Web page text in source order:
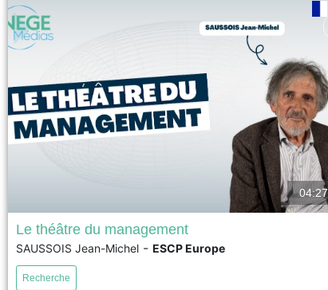
Prix EFMD FNEGE 2026 du Meilleur Ouvrage de
Management – Catégorie Essai Cet ouvrage propose
d'explorer le management à travers le prisme du théâtre
04:27
Le théâtre du management
SAUSSOIS Jean-Michel - ESCP Europe
Recherche